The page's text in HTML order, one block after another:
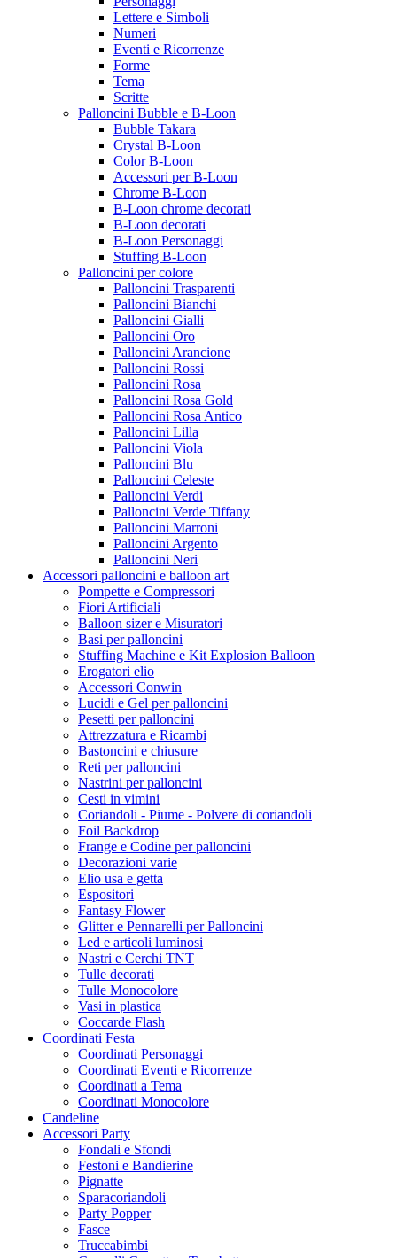
Lettere e Simboli
Numeri
Eventi e Ricorrenze
Forme
Tema
Scritte
Palloncini Bubble e B-Loon
Bubble Takara
Crystal B-Loon
Color B-Loon
Accessori per B-Loon
Chrome B-Loon
B-Loon chrome decorati
B-Loon decorati
B-Loon Personaggi
Stuffing B-Loon
Palloncini per colore
Palloncini Trasparenti
Palloncini Bianchi
Palloncini Gialli
Palloncini Oro
Palloncini Arancione
Palloncini Rossi
Palloncini Rosa
Palloncini Rosa Gold
Palloncini Rosa Antico
Palloncini Lilla
Palloncini Viola
Palloncini Blu
Palloncini Celeste
Palloncini Verdi
Palloncini Verde Tiffany
Palloncini Marroni
Palloncini Argento
Palloncini Neri
Accessori palloncini e balloon art
Pompette e Compressori
Fiori Artificiali
Balloon sizer e Misuratori
Basi per palloncini
Stuffing Machine e Kit Explosion Balloon
Erogatori elio
Accessori Conwin
Lucidi e Gel per palloncini
Pesetti per palloncini
Attrezzatura e Ricambi
Bastoncini e chiusure
Reti per palloncini
Nastrini per palloncini
Cesti in vimini
Coriandoli - Piume - Polvere di coriandoli
Foil Backdrop
Frange e Codine per palloncini
Decorazioni varie
Elio usa e getta
Espositori
Fantasy Flower
Glitter e Pennarelli per Palloncini
Led e articoli luminosi
Nastri e Cerchi TNT
Tulle decorati
Tulle Monocolore
Vasi in plastica
Coccarde Flash
Coordinati Festa
Coordinati Personaggi
Coordinati Eventi e Ricorrenze
Coordinati a Tema
Coordinati Monocolore
Candeline
Accessori Party
Fondali e Sfondi
Festoni e Bandierine
Pignatte
Sparacoriandoli
Party Popper
Fasce
Truccabimbi